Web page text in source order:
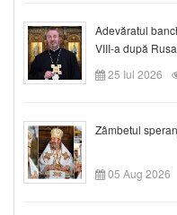
Adevăratul
VIII-a după
25 Iul 2026
Zâmbetul
05 Aug 2026